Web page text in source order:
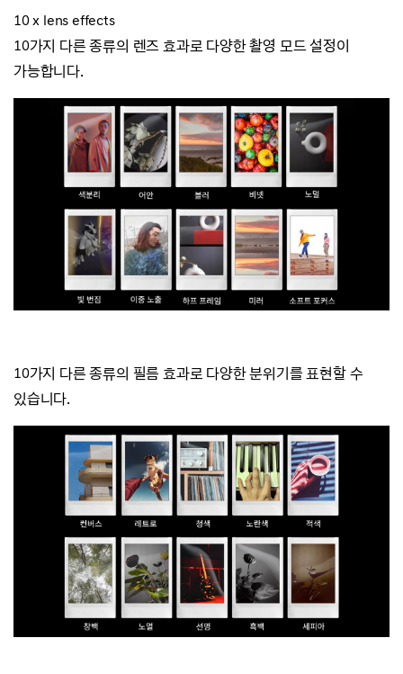
10 x lens effects
10가지 다른 종류의 렌즈 효과로 다양한 촬영 모드 설정이
가능합니다.
10가지 다른 종류의 필름 효과로 다양한 분위기를 표현할 수
있습니다.